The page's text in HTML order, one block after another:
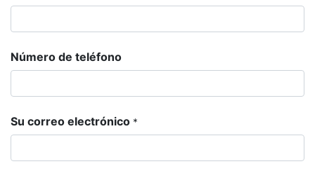
Número de teléfono
Su correo electrónico *